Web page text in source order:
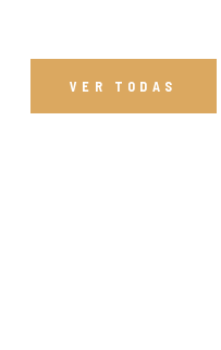
VER TODAS